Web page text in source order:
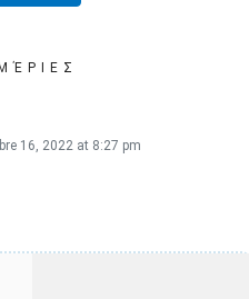
16, 2022 at 8:27 pm